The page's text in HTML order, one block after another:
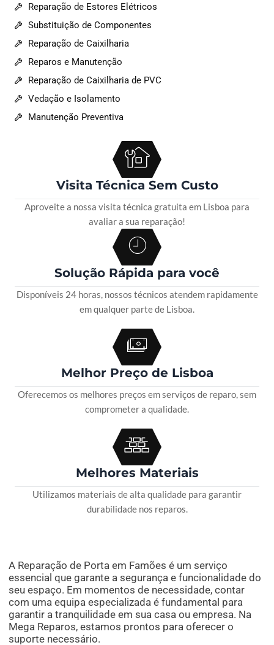
Reparação de Estores Elétricos
Substituição de Componentes
Reparação de Caixilharia
Reparos e Manutenção
Reparação de Caixilharia de PVC
Vedação e Isolamento
Manutenção Preventiva
Visita Técnica Sem Custo
Aproveite a nossa visita técnica gratuita em Lisboa para
avaliar a sua reparação!
Solução Rápida para você
Disponíveis 24 horas, nossos técnicos atendem rapidamente
em qualquer parte de Lisboa.
Melhor Preço de Lisboa
Oferecemos os melhores preços em serviços de reparo, sem
comprometer a qualidade.
Melhores Materiais
Utilizamos materiais de alta qualidade para garantir
durabilidade nos reparos.
A Reparação de Porta em Famões é um serviço
essencial que garante a segurança e funcionalidade do
seu espaço. Em momentos de necessidade, contar
com uma equipa especializada é fundamental para
garantir a tranquilidade em sua casa ou empresa. Na
Mega Reparos, estamos prontos para oferecer o
suporte necessário.